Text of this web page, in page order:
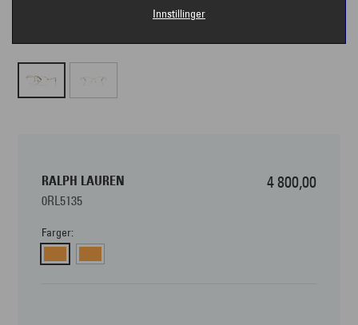
RALPH LAUREN
0RL5135
4 800,00
Farger:
Innstillinger